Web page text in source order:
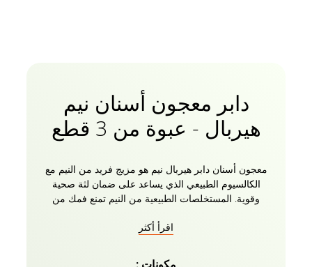
دابر معجون أسنان نيم
هيربال - عبوة من 3 قطع
معجون أسنان دابر هيربال نيم هو مزيج فريد من النيم مع
الكالسيوم الطبيعي الذي يساعد على ضمان لثة صحية
وقوية. المستخلصات الطبيعية من النيم تمنع فمك من
الطبيعي للنيم في التجاويف ورائحة الفم الكريهة. التنظيف
النيم سيقلل من ترسب البلاك ، ويمنع التسوس ، ويعزز
اقرأ أكثر